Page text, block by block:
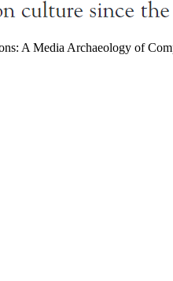
A Media Archaeology of